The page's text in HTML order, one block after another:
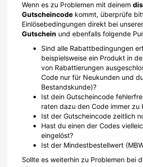
Wenn es zu Problemen mit deinem
Gutscheincode kommt, überprüfe
Einlösebedingungen direkt bei
Gutschein und ebenfalls folgende
Sind alle Rabattbedingungen
beispielsweise ein Produkt in
von Rabattierungen
Code nur für Neukunden und
Bestandskunde)?
Ist dein Gutscheincode
raten dazu den Code immer zu
Ist der Gutscheincode zeitlich
Hast du einen der Codes
eingelöst?
Ist der Mindestbestellwert
Sollte es weiterhin zu Problemen bei